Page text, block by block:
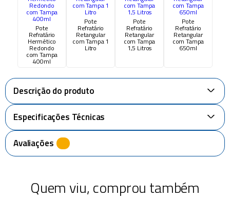
Pote
Refratário
Hermético
Redondo
com Tampa
400ml
Pote
Refratário
Retangular
com Tampa 1
Litro
Pote
Refratário
Retangular
com Tampa
1,5 Litros
Pote
Refratário
Retangular
com Tampa
650ml
Descrição do produto
+
Especificações Técnicas
+
Avaliações
Quem viu, comprou também